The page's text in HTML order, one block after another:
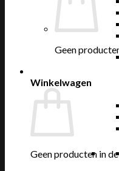
Geen
Winkelwagen
Geen producten in